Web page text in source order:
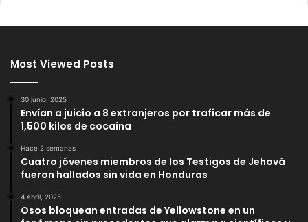
Most Viewed Posts
30 junio, 2025
Envían a juicio a 8 extranjeros por traficar más de
1,500 kilos de cocaína
Hace 2 semanas
Cuatro jóvenes miembros de los Testigos de Jehová
fueron hallados sin vida en Honduras
4 abril, 2025
Osos bloquean entradas de Yellowstone en un